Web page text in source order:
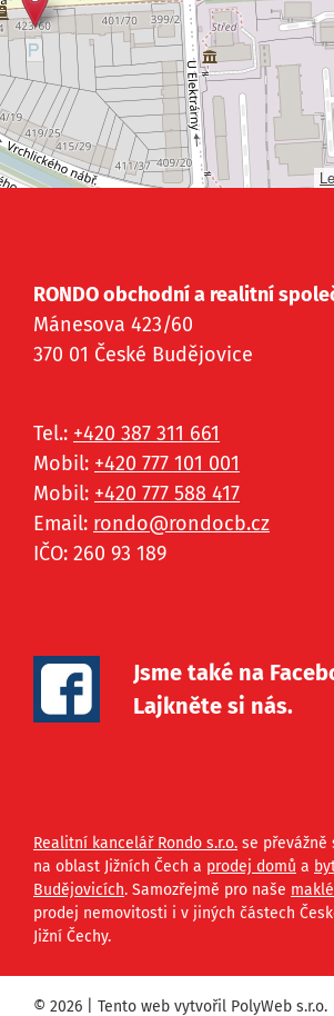
RONDO obchodní a realitní
Mánesova 423/60
370 01 České Budějovice
Tel.: +420 387 311 661
Mobil: +420 777 101 001
Mobil: +420 777 588 417
Email: rondo@rondocb.cz
IČO: 260 93 189
Jsme také na
Lajkněte si nás.
Realitní kancelář Rondo s.r.o. se převážně
na oblast Jižních Čech a prodej domů a
Budějovicích. Samozřejmě pro naše
prodej nemovitosti i v jiných částech
Jižní Čechy.
© 2026 | Tento web vytvořil PolyWeb s.r.o.